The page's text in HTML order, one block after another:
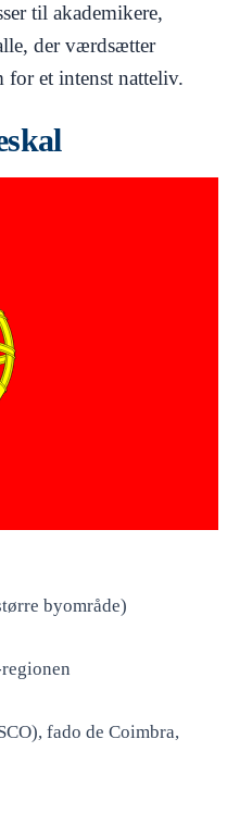
til akademikere,
der værdsætter
for et intenst natteliv.
byområde)
fado de Coimbra,